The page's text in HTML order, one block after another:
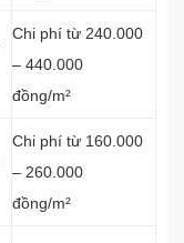
Chi phí từ 240.000
– 440.000
đồng/m²
Chi phí từ 160.000
– 260.000
đồng/m²